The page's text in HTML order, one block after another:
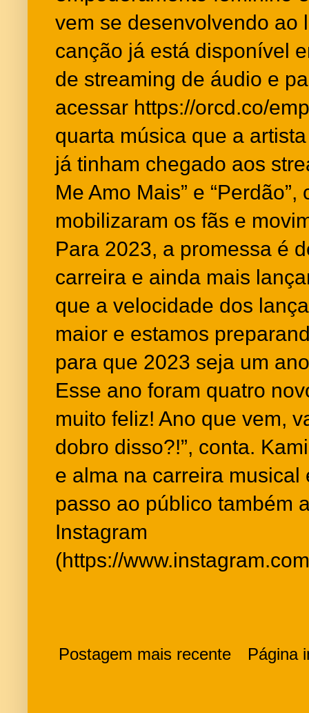
vem se desenvolvendo ao
canção já está disponível
de streaming de áudio e
acessar https://orcd.co/
quarta música que a
já tinham chegado aos
Me Amo Mais” e
mobilizaram os fãs e
Para 2023, a promessa é
carreira e ainda mais
que a velocidade dos
maior e estamos
para que 2023 seja um
Esse ano foram quatro
muito feliz! Ano que vem,
dobro disso?!”, conta.
e alma na carreira musical
passo ao público também
Instagram
(https://
Postagem mais recente Página